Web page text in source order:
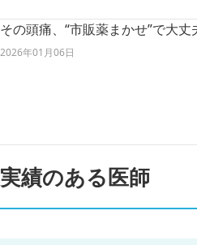
その頭痛、“市販薬まかせ”で大
2026年01月06日
実績のある医師